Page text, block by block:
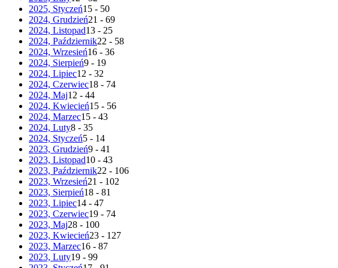
2025, Styczeń15 - 50
2024, Grudzień21 - 69
2024, Listopad13 - 25
2024, Październik22 - 58
2024, Wrzesień16 - 36
2024, Sierpień9 - 19
2024, Lipiec12 - 32
2024, Czerwiec18 - 74
2024, Maj12 - 44
2024, Kwiecień15 - 56
2024, Marzec15 - 43
2024, Luty8 - 35
2024, Styczeń5 - 14
2023, Grudzień9 - 41
2023, Listopad10 - 43
2023, Październik22 - 106
2023, Wrzesień21 - 102
2023, Sierpień18 - 81
2023, Lipiec14 - 47
2023, Czerwiec19 - 74
2023, Maj28 - 100
2023, Kwiecień23 - 127
2023, Marzec16 - 87
2023, Luty19 - 99